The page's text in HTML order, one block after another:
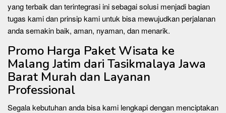
yang terbaik dan terintegrasi ini sebagai solusi menjadi bagian
tugas kami dan prinsip kami untuk bisa mewujudkan perjalanan
anda semakin baik, aman, nyaman, dan menarik.
Promo Harga Paket Wisata ke
Malang Jatim dari Tasikmalaya Jawa
Barat Murah dan Layanan
Professional
Segala kebutuhan anda bisa kami lengkapi dengan menciptakan